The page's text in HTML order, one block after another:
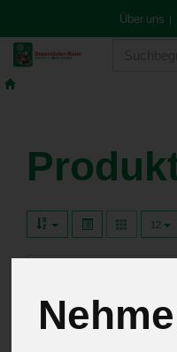
Über uns |
12
Gemüse & Obst